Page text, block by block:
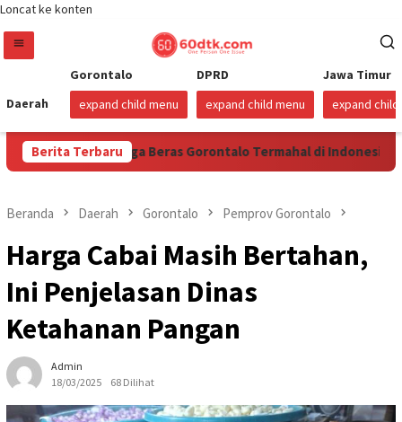
Loncat ke konten
Daerah
Gorontalo
expand child menu
DPRD
expand child menu
Jawa Timur
expand child
Berita Terbaru
Hari Harga Beras Gorontalo Termahal di Indonesia,
Beranda Daerah Gorontalo Pemprov Gorontalo
Harga Cabai Masih Bertahan,
Ini Penjelasan Dinas
Ketahanan Pangan
Admin
18/03/2025
68 Dilihat